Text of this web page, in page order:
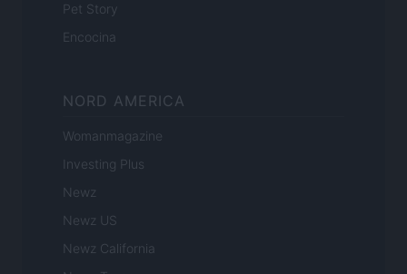
Pet Story
Encocina
NORD AMERICA
Womanmagazine
Investing Plus
Newz
Newz US
Newz California